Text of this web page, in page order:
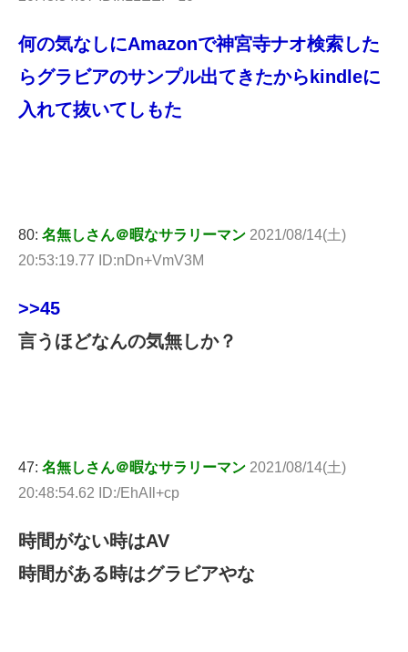
何の気なしにAmazonで神宮寺ナオ検索した
らグラビアのサンプル出てきたからkindleに
入れて抜いてしもた
80: 名無しさん＠暇なサラリーマン 2021/08/14(土)
20:53:19.77 ID:nDn+VmV3M
>>45
言うほどなんの気無しか？
47: 名無しさん＠暇なサラリーマン 2021/08/14(土)
20:48:54.62 ID:/EhAIl+cp
時間がない時はAV
時間がある時はグラビアやな